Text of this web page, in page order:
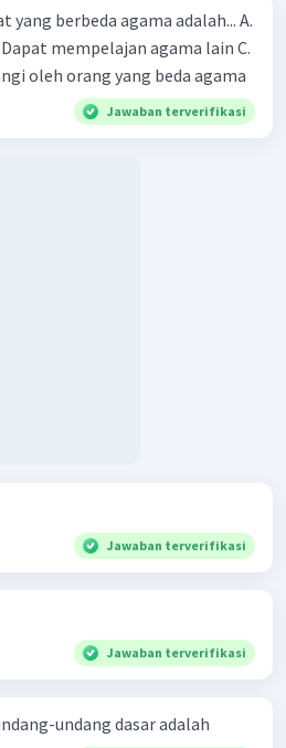
menjadi lebih ramping
lebih terintegrasi
fasilitas lain
berbeda agama adalah... A.
mempelajan agama lain C.
oleh orang yang beda agama
Jawaban terverifikasi
Jawaban terverifikasi
Jawaban terverifikasi
undang dasar adalah